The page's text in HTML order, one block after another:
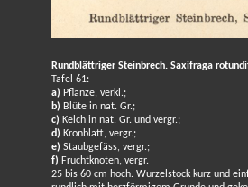
Rundblättriger Steinbrech. Saxifraga
Tafel 61:
a) Pflanze, verkl.;
b) Blüte in nat. Gr.;
c) Kelch in nat. Gr. und vergr.;
d) Kronblatt, vergr.;
e) Staubgefäss, vergr.;
f) Fruchtknoten, vergr.
25 bis 60 cm hoch. Wurzelstock kurz und